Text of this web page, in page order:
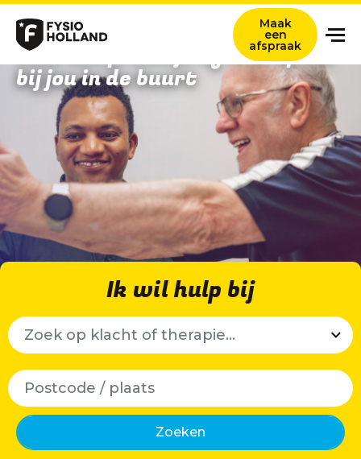
Onze zorg
Locaties
Nieuws en ervaringsverhalen
Over ons
Werken bij
Zoeken titel
Maak
een
afspraak
Vind een praktijk of therapeut
bij jou in de buurt
Ik wil hulp bij
Zoeken